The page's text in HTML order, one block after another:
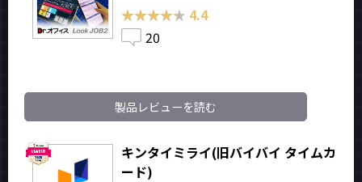
★★★★★
★★★★★ 4.4
20
製品レビューを読む
キンタイミライ(旧バイバイ タイムカ
ード)